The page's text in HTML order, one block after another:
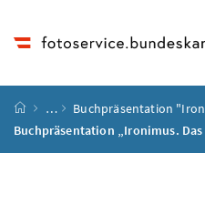
Startseite
…
Buchpräsentation
Buchpräsentation „Ironimus.